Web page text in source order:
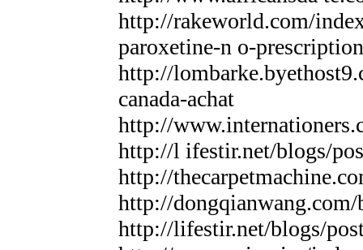
http://rakeworld.com/
paroxetine-n o-
http://
canada-achat
http://
http://l ifestir.net/blogs/
http://
http://
http://lifestir.net/blogs/